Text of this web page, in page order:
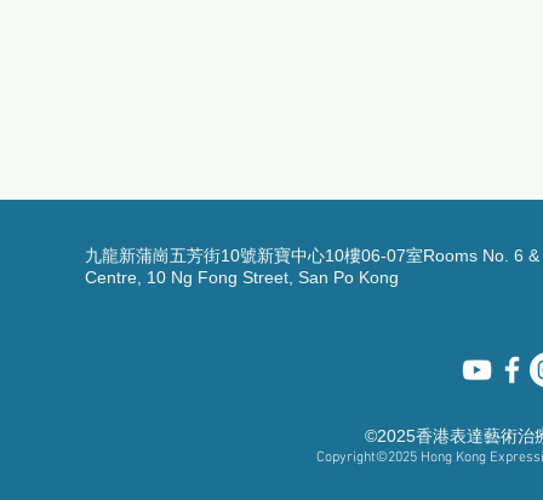
九龍新蒲崗五芳街10號新寶中心10樓06-07室Rooms No. 6
Centre, 10 Ng Fong Street, San Po Kong
©2025香港表達藝術治
Copyright©2025 Hong Kong